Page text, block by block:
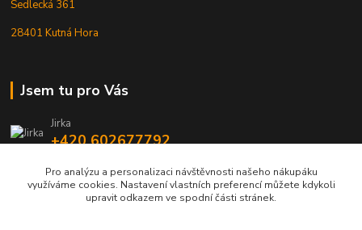
Sedlecká 361
28401 Kutná Hora
Jsem tu pro Vás
Jirka
+420 602677792
info@jarmy.cz
Pro analýzu a personalizaci návštěvnosti našeho nákupáku
využíváme cookies. Nastavení vlastních preferencí můžete kdykoli
upravit odkazem ve spodní části stránek.